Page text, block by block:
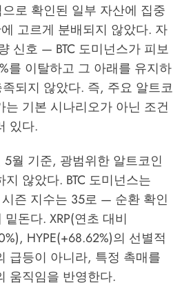
로 확인된 일부 자산에 집중
고르게 분배되지 않았다. 자
신호 — BTC 도미넌스가 피보
를 이탈하고 그 아래를 유지하
되지 않았다. 즉, 주요 알트코
는 기본 시나리오가 아닌 조건
있다.
5월 기준, 광범위한 알트코인
않았다. BTC 도미넌스는
즌 지수는 35로 — 순환 확인
돈다. XRP(연초 대비
HYPE(+68.62%)의 선별적
급등이 아니라, 특정 촉매를
움직임을 반영한다.